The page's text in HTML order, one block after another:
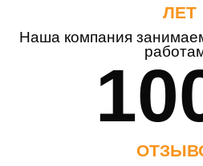
ЛЕТ
Наша компания